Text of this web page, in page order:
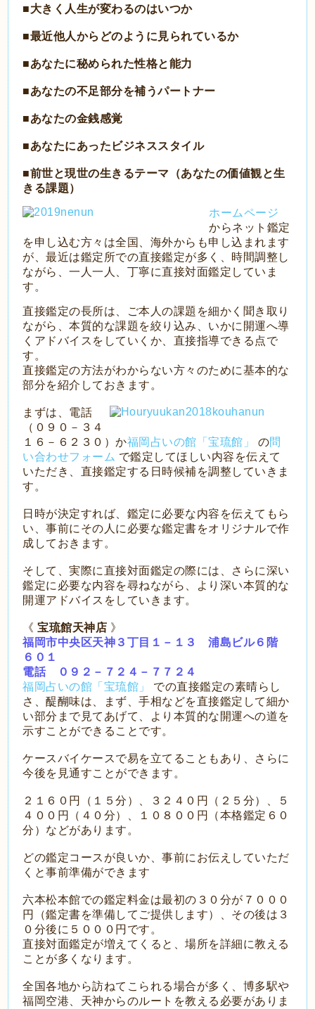
■大きく人生が変わるのはいつか
■最近他人からどのように見られているか
■あなたに秘められた性格と能力
■あなたの不足部分を補うパートナー
■あなたの金銭感覚
■あなたにあったビジネススタイル
■前世と現世の生きるテーマ（あなたの価値観と生
きる課題）
ホームページ
からネット鑑定
を申し込む方々は全国、海外からも申し込まれます
が、最近は鑑定所での直接鑑定が多く、時間調整し
ながら、一人一人、丁寧に直接対面鑑定していま
す。
直接鑑定の長所は、ご本人の課題を細かく聞き取り
ながら、本質的な課題を絞り込み、いかに開運へ導
くアドバイスをしていくか、直接指導できる点で
す。
直接鑑定の方法がわからない方々のために基本的な
部分を紹介しておきます。
まずは、電話
（０９０－３４
１６－６２３０）か福岡占いの館「宝琉館」 の問
い合わせフォーム で鑑定してほしい内容を伝えて
いただき、直接鑑定する日時候補を調整していきま
す。
日時が決定すれば、鑑定に必要な内容を伝えてもら
い、事前にその人に必要な鑑定書をオリジナルで作
成しておきます。
そして、実際に直接対面鑑定の際には、さらに深い
鑑定に必要な内容を尋ねながら、より深い本質的な
開運アドバイスをしていきます。
《宝琉館天神店 》
福岡市中央区天神３丁目１－１３ 浦島ビル６階
６０１
電話 ０９２－７２４－７７２４
福岡占いの館「宝琉館」
での直接鑑定の素晴らし
さ、醍醐味は、まず、手相などを直接鑑定して細か
い部分まで見てあげて、より本質的な開運への道を
示すことができることです。
ケースバイケースで易を立てることもあり、さらに
今後を見通すことができます。
２１６０円（１５分）、３２４０円（２５分）、５
４００円（４０分）、１０８００円（本格鑑定６０
分）などがあります。
どの鑑定コースが良いか、事前にお伝えしていただ
くと事前準備ができます
六本松本館での鑑定料金は最初の３０分が７０００
円（鑑定書を準備してご提供します）、その後は３
０分後に５０００円です。
直接対面鑑定が増えてくると、場所を詳細に教える
ことが多くなります。
全国各地から訪ねてこられる場合が多く、博多駅や
福岡空港、天神からのルートを教える必要がありま